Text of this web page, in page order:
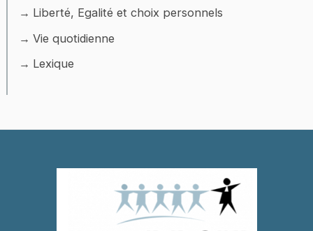
Liberté, Egalité et choix personnels
Vie quotidienne
Lexique